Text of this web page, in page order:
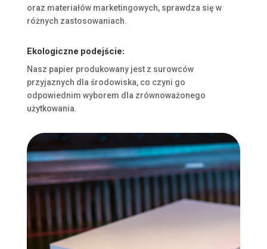
oraz materiałów marketingowych, sprawdza się w
różnych zastosowaniach.
Ekologiczne podejście:
Nasz papier produkowany jest z surowców
przyjaznych dla środowiska, co czyni go
odpowiednim wyborem dla zrównoważonego
użytkowania.